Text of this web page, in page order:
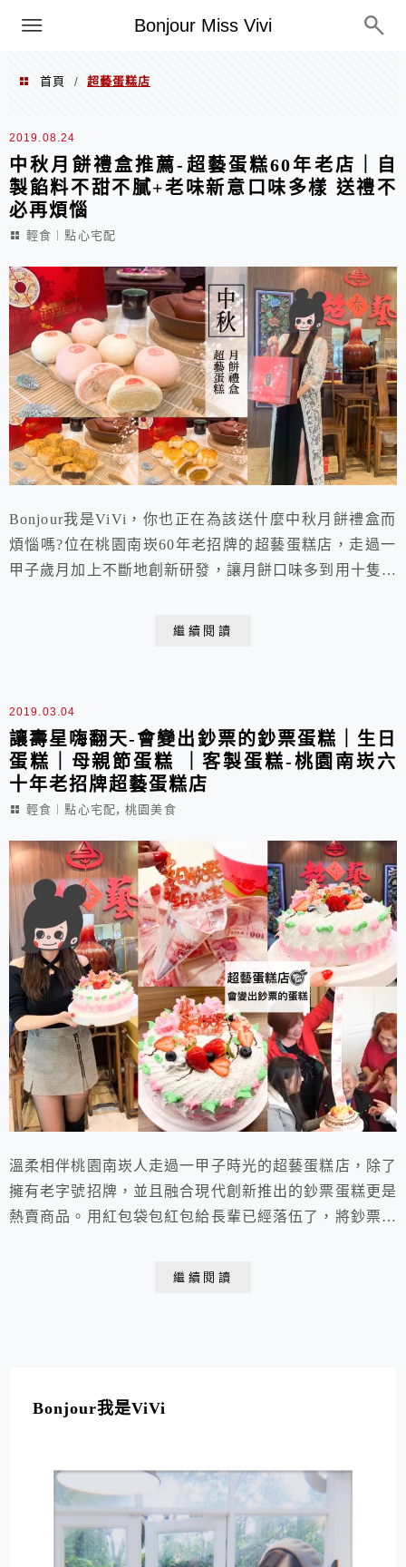
Bonjour Miss Vivi
選單
首頁 / 超藝蛋糕店
超藝蛋糕店
2019.08.24
中秋月餅禮盒推薦-超藝蛋糕60年老店｜自
製餡料不甜不膩+老味新意口味多樣 送禮不
必再煩惱
輕食︱點心宅配
Bonjour我是ViVi，你也正在為該送什麼中秋月餅禮盒而
煩惱嗎?位在桃園南崁60年老招牌的超藝蛋糕店，走過一
甲子歲月加上不斷地創新研發，讓月餅口味多到用十隻手
繼續閱讀
2019.03.04
讓壽星嗨翻天-會變出鈔票的鈔票蛋糕｜生日
蛋糕｜母親節蛋糕 ｜客製蛋糕-桃園南崁六
十年老招牌超藝蛋糕店
輕食︱點心宅配,桃園美食
溫柔相伴桃園南崁人走過一甲子時光的超藝蛋糕店，除了
擁有老字號招牌，並且融合現代創新推出的鈔票蛋糕更是
熱賣商品。用紅包袋包紅包給長輩已經落伍了，將鈔票藏
繼續閱讀
Bonjour我是ViVi